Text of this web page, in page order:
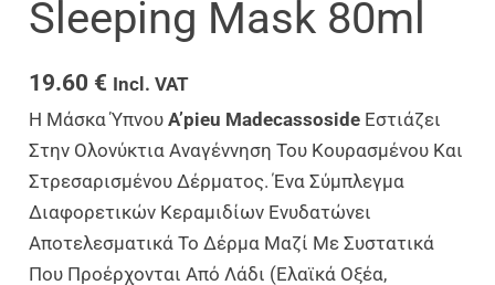
Sleeping Mask 80ml
19.60 € Incl. VAT
Η Μάσκα ΎπνουA’pieu Madecassoside Εστιάζει
Στην Ολονύκτια Αναγέννηση Του Κουρασμένου Και
Στρεσαρισμένου Δέρματος. Ένα Σύμπλεγμα
Διαφορετικών Κεραμιδίων Ενυδατώνει
Αποτελεσματικά Το Δέρμα Μαζί Με Συστατικά
Που Προέρχονται Από Λάδι (ελαϊκά Οξέα,